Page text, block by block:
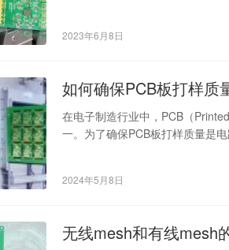
2023年6月8日
如何确保PCB板打样质
在电子制造行业中，PCB（
一。为了确保PCB板打样质量是
2024年5月8日
无线mesh和有线mesh